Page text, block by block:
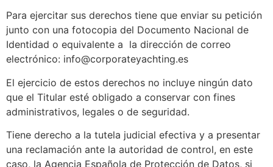
Para ejercitar sus derechos tiene que enviar su petición
junto con una fotocopia del Documento Nacional de
Identidad o equivalente a la dirección de correo
electrónico: info@corporateyachting.es
El ejercicio de estos derechos no incluye ningún dato
que el Titular esté obligado a conservar con fines
administrativos, legales o de seguridad.
Tiene derecho a la tutela judicial efectiva y a presentar
una reclamación ante la autoridad de control, en este
caso, la Agencia Española de Protección de Datos, si